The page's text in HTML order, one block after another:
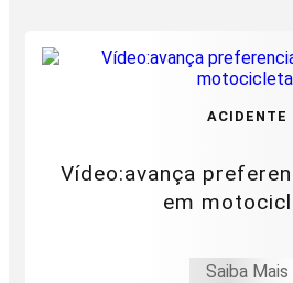
ACIDENTE
Vídeo:avança
em
Saiba Mais